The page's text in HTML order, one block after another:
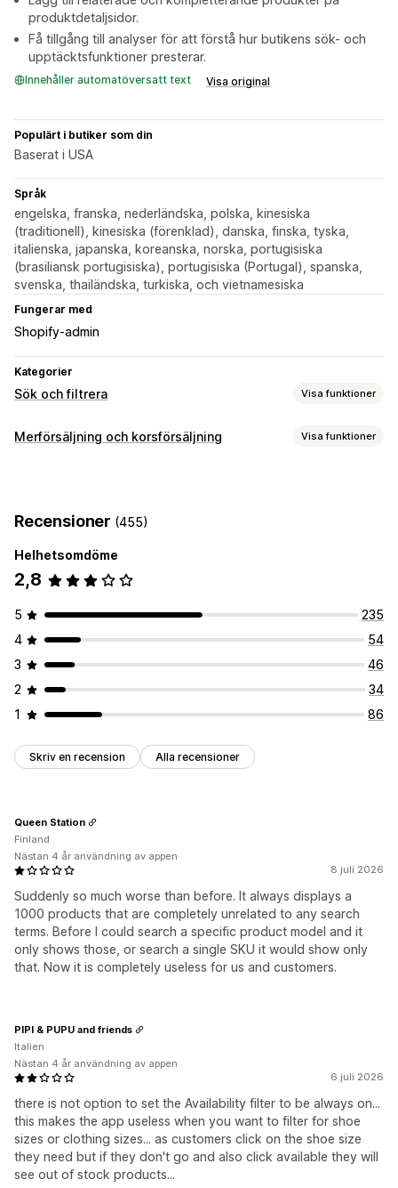
produktdetaljsidor.
Få tillgång till analyser för att förstå hur butikens sök- och
upptäcktsfunktioner presterar.
Innehåller automatöversatt text Visa original
Populärt i butiker som din
Baserat i USA
Språk
engelska, franska, nederländska, polska, kinesiska
(traditionell), kinesiska (förenklad), danska, finska, tyska,
italienska, japanska, koreanska, norska, portugisiska
(brasiliansk portugisiska), portugisiska (Portugal), spanska,
svenska, thailändska, turkiska, och vietnamesiska
Fungerar med
Shopify-admin
Kategorier
Sök och filtrera Visa funktioner
Sökfunktioner
Produktboost
Flera filter
Visningsanpassning
Visning av filter Anpassade filter
Analysverktyg
Konverteringsspårning Anpassade instrumentpaneler
Beteendeinsikter Sökfrågor
Merförsäljning och korsförsäljning Visa funktioner
Klickfrekvenser
Rekommendation om prestanda
Recensioner (455)
Helhetsomdöme
2,8
5
235
4
54
3
46
2
34
1
86
Skriv en recension Alla recensioner
8 juli 2026
Suddenly so much worse than before. It always displays a
1000 products that are completely unrelated to any search
terms. Before I could search a specific product model and it
only shows those, or search a single SKU it would show only
that. Now it is completely useless for us and customers.
Queen Station
Finland
Nästan 4 år användning av appen
6 juli 2026
there is not option to set the Availability filter to be always on...
this makes the app useless when you want to filter for shoe
sizes or clothing sizes... as customers click on the shoe size
they need but if they don't go and also click available they will
see out of stock products...
PIPI & PUPU and friends
Italien
Nästan 4 år användning av appen